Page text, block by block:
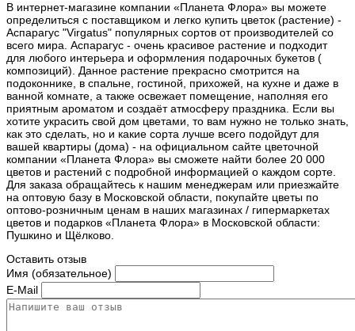
В интернет-магазине компании «Планета Флора» вы можете
определиться с поставщиком и легко купить цветок (растение) -
Аспарагус "Virgatus" популярных сортов от производителей со
всего мира. Аспарагус - очень красивое растение и подходит
для любого интерьера и оформления подарочных букетов (
композиций). Данное растение прекрасно смотрится на
подоконнике, в спальне, гостиной, прихожей, на кухне и даже в
ванной комнате, а также освежает помещение, наполняя его
приятным ароматом и создаёт атмосферу праздника. Если вы
хотите украсить свой дом цветами, то вам нужно не только знать,
как это сделать, но и какие сорта лучше всего подойдут для
вашей квартиры (дома) - на официальном сайте цветочной
компании «Планета Флора» вы сможете найти более 20 000
цветов и растений с подробной информацией о каждом сорте.
Для заказа обращайтесь к нашим менеджерам или приезжайте
на оптовую базу в Московской области, покупайте цветы по
оптово-розничным ценам в наших магазинах / гипермаркетах
цветов и подарков «Планета Флора» в Московской области:
Пушкино и Щёлково.
Оставить отзыв
Имя (обязательное)
E-Mail